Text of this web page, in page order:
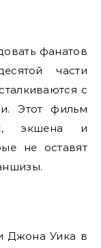
фанатов
части
с
Этот фильм
экшена и
не оставят
Джона Уика в